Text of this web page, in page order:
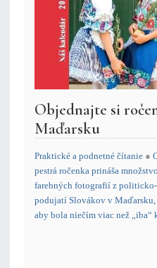
Objednajte si
Maďarsku
Praktické a podnetné čítanie ●
pestrá ročenka prináša
farebných fotografií z
podujatí Slovákov v
aby bola niečím viac než „iba“